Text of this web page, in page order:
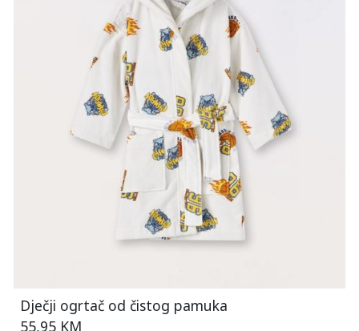
Dječji ogrtač od čistog pamuka
55,95 KM